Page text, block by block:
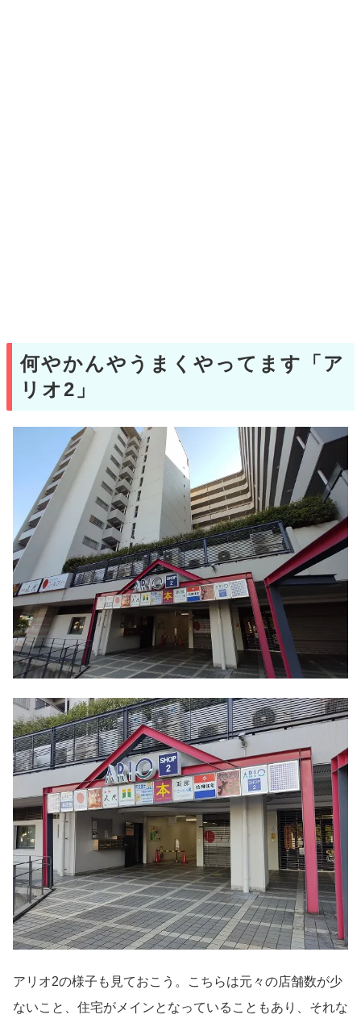
何やかんやうまくやってます「ア
リオ2」
アリオ2の様子も見ておこう。こちらは元々の店舗数が少
ないこと、住宅がメインとなっていることもあり、それな